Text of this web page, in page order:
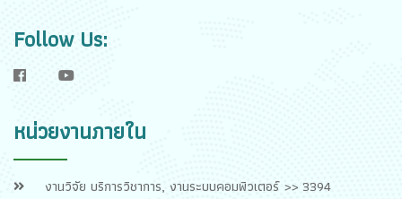
Follow Us:
หน่วยงานภายใน
งานวิจัย บริการวิชาการ, งานระบบคอมพิวเตอร์ >> 3394